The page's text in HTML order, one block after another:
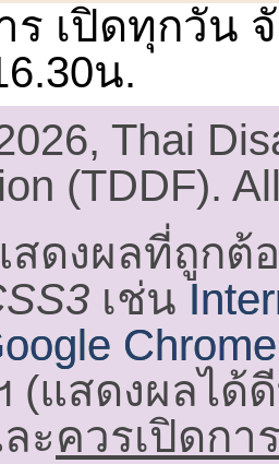
ร เปิดทุกวัน
น.
Thai
(TDDF).
สดงผลที่ถูกต้
เช่น
(แสดงผลได้
ะควรเปิดกา